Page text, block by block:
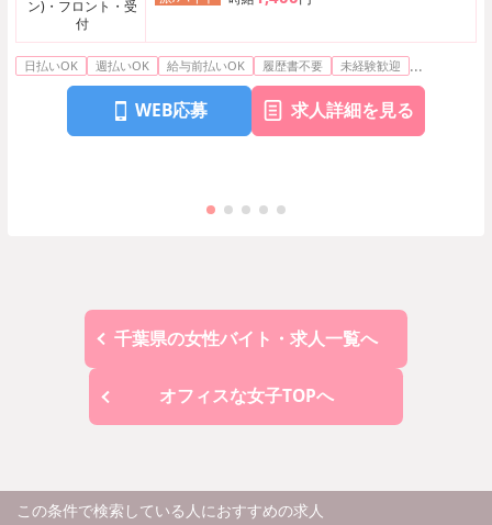
ン)・フロント・受
付
日払いOK 週払いOK 給与前払いOK 履歴書不要 未経験歓迎 ...
WEB応募 求人詳細を見る
千葉県の女性バイト・求人一覧へ
オフィスな女子TOPへ
この条件で検索している人におすすめの求人